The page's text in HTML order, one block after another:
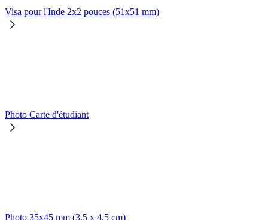
Visa pour l'Inde 2x2 pouces (51x51 mm)
Photo Carte d'étudiant
Photo 35x45 mm (3,5 x 4,5 cm)